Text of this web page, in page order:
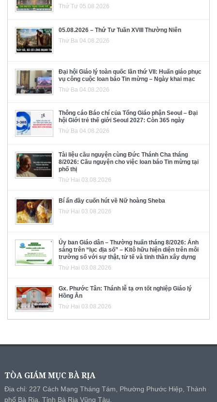
Thứ Tư 05.08.2026
05.08.2026 – Thứ Tư Tuần XVIII Thường Niên
Thứ Ba 04.08.2026
Đại hội Giáo lý toàn quốc lần thứ VII: Huấn giáo phục
vụ công cuộc loan báo Tin mừng – Ngày khai mạc
Thứ Ba 04.08.2026
Thông cáo Báo chí của Tổng Giáo phận Seoul – Đại
hội Giới trẻ thế giới Seoul 2027: Còn 365 ngày
Thứ Ba 04.08.2026
Tài liệu cầu nguyện cùng Đức Thánh Cha tháng
8/2026: Cầu nguyện cho việc loan báo Tin mừng tại
phố thị
Thứ Hai 03.08.2026
Bí ẩn đầy cuốn hút về Nữ hoàng Sheba
Thứ Hai 03.08.2026
Ủy ban Giáo dân – Thường huấn tháng 8/2026: Ánh
sáng trên “lục địa số” – Kitô hữu hiện diện trên môi
trường số với sự thật, tử tế và tinh thần xây dựng
Thứ Hai 03.08.2026
Gx. Phước Tân: Thánh lễ tạ ơn tốt nghiệp Giáo lý
Hồng Ân
Thứ Hai 03.08.2026
TÒA GIÁM MỤC BÀ RỊA
Địa chỉ: 227 Cách Mạng Tháng Tám, Phường Phước Hiệp, Thành
phố Bà Rịa, Tỉnh Bà Rịa Vũng Tàu.